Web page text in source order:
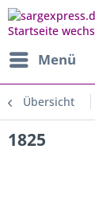
Menü
Übersicht
1825